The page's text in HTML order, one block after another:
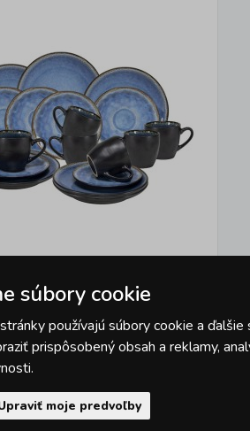
GLAZOVANÁ KERAMIKA,
MODRÁ
Skladom > 10 ks
DO KOŠÍKA
súbory cookie
používajú súbory cookie a
prispôsobený obsah a reklamy,
moje predvoľby